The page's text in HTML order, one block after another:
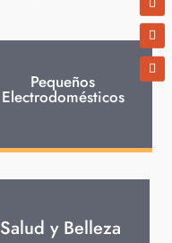
Pequeños
Electrodomésticos
Salud y Belleza